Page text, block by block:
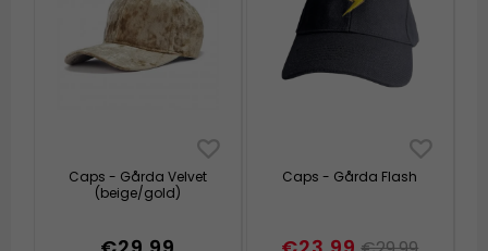
Caps - Gårda Velvet
(beige/gold)
Caps - Gårda Flash